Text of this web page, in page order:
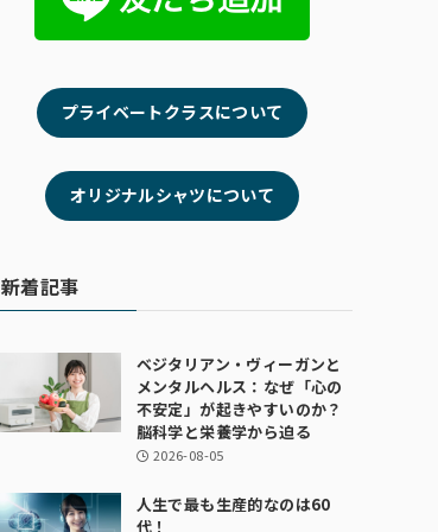
プライベートクラスについて
オリジナルシャツについて
新着記事
ベジタリアン・ヴィーガンと
メンタルヘルス：なぜ「心の
不安定」が起きやすいのか？
脳科学と栄養学から迫る
2026-08-05
人生で最も生産的なのは60
代！